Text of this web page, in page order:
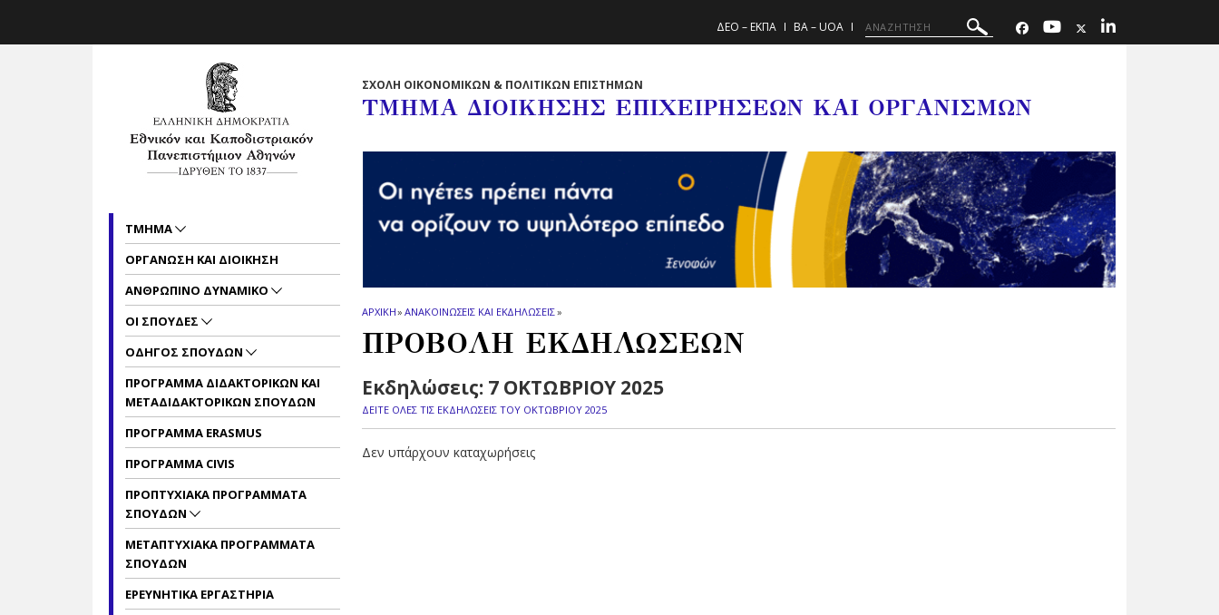
ΔΕΟ – ΕΚΠΑ BA – UOA
ΣΧΟΛΗ ΟΙΚΟΝΟΜΙΚΩΝ & ΠΟΛΙΤΙΚΩΝ ΕΠΙΣΤΗΜΩΝ
ΤΜΗΜΑ ΔΙΟΙΚΗΣΗΣ ΕΠΙΧΕΙΡΗΣΕΩΝ ΚΑΙ ΟΡΓΑΝΙΣΜΩΝ
ΑΡΧΙΚΗ» ΑΝΑΚΟΙΝΩΣΕΙΣ ΚΑΙ ΕΚΔΗΛΩΣΕΙΣ»
ΠΡΟΒΟΛΗ ΕΚΔΗΛΩΣΕΩΝ
Εκδηλώσεις: 7 ΟΚΤΩΒΡΙΟΥ 2025
ΔΕΙΤΕ ΟΛΕΣ ΤΙΣ ΕΚΔΗΛΩΣΕΙΣ ΤΟΥ ΟΚΤΩΒΡΙΟΥ 2025
Δεν υπάρχουν καταχωρήσεις
ΤΜΗΜΑ
ΟΡΓΑΝΩΣΗ ΚΑΙ ΔΙΟΙΚΗΣΗ
ΑΝΘΡΩΠΙΝΟ ΔΥΝΑΜΙΚΟ
ΟΙ ΣΠΟΥΔΕΣ
ΟΔΗΓΟΣ ΣΠΟΥΔΩΝ
ΠΡΟΓΡΑΜΜΑ ΔΙΔΑΚΤΟΡΙΚΩΝ ΚΑΙ
ΜΕΤΑΔΙΔΑΚΤΟΡΙΚΩΝ ΣΠΟΥΔΩΝ
ΠΡΟΓΡΑΜΜΑ ERASMUS
ΠΡΟΓΡΑΜΜΑ CIVIS
ΠΡΟΠΤΥΧΙΑΚΑ ΠΡΟΓΡΑΜΜΑΤΑ
ΣΠΟΥΔΩΝ
ΜΕΤΑΠΤΥΧΙΑΚΑ ΠΡΟΓΡΑΜΜΑΤΑ
ΣΠΟΥΔΩΝ
ΕΡΕΥΝΗΤΙΚΑ ΕΡΓΑΣΤΗΡΙΑ